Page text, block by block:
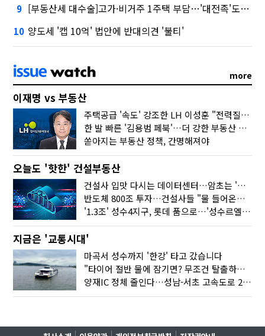
9 [부동산세 대수술]고가·비거주 1주택 부담…'대전족'도 불똥
10 양도세 '캡 10억' 법안에 반대의견 '불티'
more
이재명 vs 부동산
주택공급 '속도' 강조한 LH 이성훈 "전력질주해야"
한 발 빠른 '김용범 페북'…더 강한 부동산 규제 나오나
쏟아지는 부동산 정책, 간명해져야
오늘도 '핫한' 건설부동산
건설사 입맛 다시는 데이터센터…암초는 '주민 반대'
반도체 800조 투자…건설사들 "물 들어온다!"
'1.3조' 성수4지구, 롯데 품으로…'성수르엘 S70' 거듭
지금은 '교통시대'
마곡서 성수까지 '한강' 타고 갔습니다
"타이어 절반 물에 잠기면? 무조건 탈출하세요"
양재IC 정체 줄인다…성남-서초 고속도로 2029년 착공